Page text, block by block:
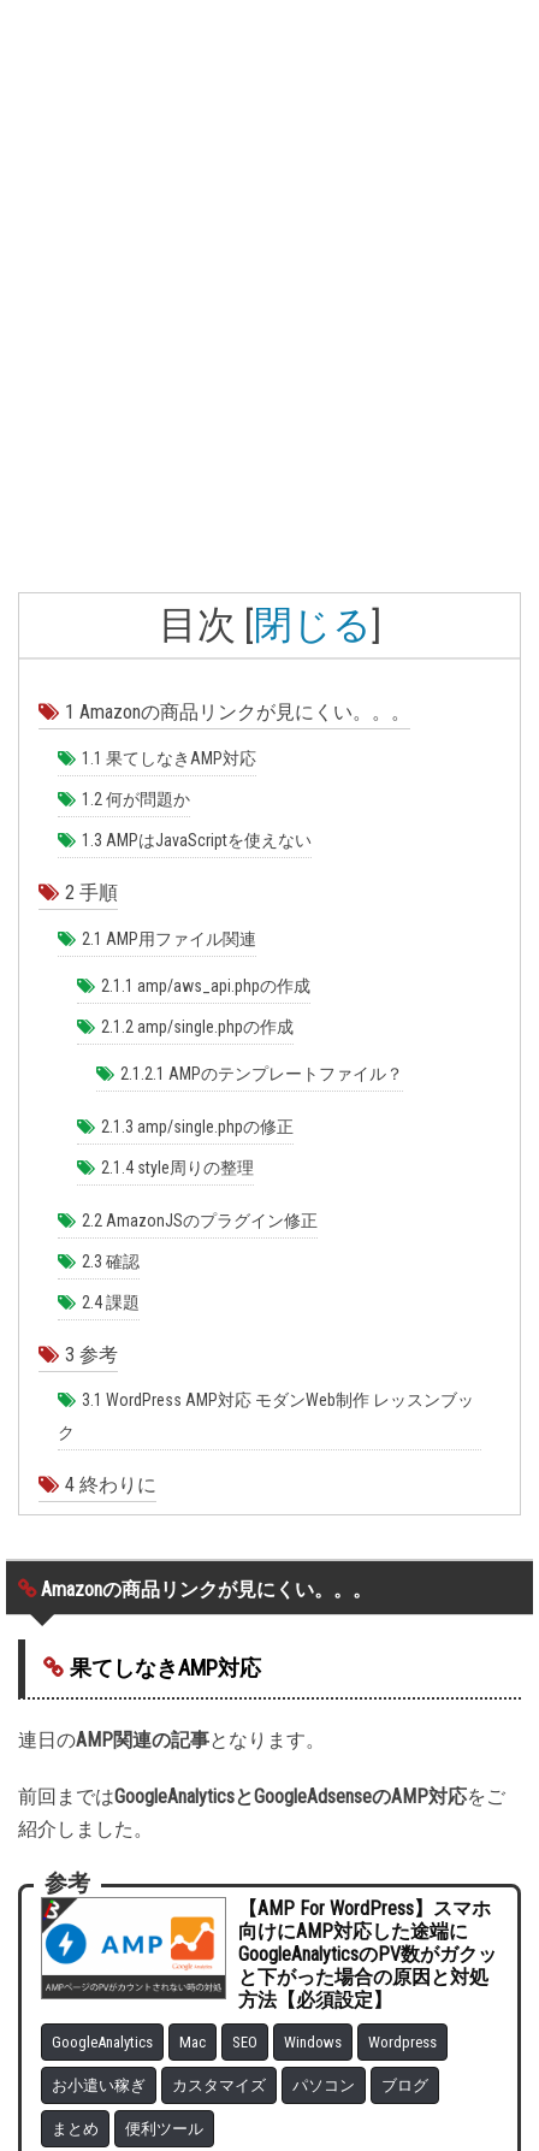
目次 [閉じる]
1 Amazonの商品リンクが見にくい。。。
1.1 果てしなきAMP対応
1.2 何が問題か
1.3 AMPはJavaScriptを使えない
2 手順
2.1 AMP用ファイル関連
2.1.1 amp/aws_api.phpの作成
2.1.2 amp/single.phpの作成
2.1.2.1 AMPのテンプレートファイル？
2.1.3 amp/single.phpの修正
2.1.4 style周りの整理
2.2 AmazonJSのプラグイン修正
2.3 確認
2.4課題
3 参考
3.1 WordPress AMP対応 モダンWeb制作 レッスンブッ
ク
4 終わりに
Amazonの商品リンクが見にくい。。。
果てしなきAMP対応
連日のAMP関連の記事となります。
前回まではGoogleAnalyticsとGoogleAdsenseのAMP対応をご
紹介しました。
参考
【AMP For WordPress】スマホ
向けにAMP対応した途端に
GoogleAnalyticsのPV数がガクッ
と下がった場合の原因と対処
方法【必須設定】
GoogleAnalytics Mac SEO Windows Wordpress
お小遣い稼ぎ カスタマイズ パソコン ブログ
まとめ 便利ツール